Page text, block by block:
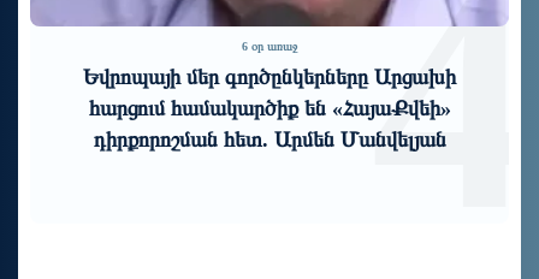
6 օր առաջ
Եվրոպայի մեր գործընկերները Արցախի
հարցում համակարծիք են «ՀայաՔվեի»
դիրքորոշման հետ. Արմեն Մանվելյան
4